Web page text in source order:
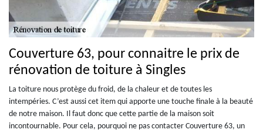
Couverture 63, pour connaitre le prix de
rénovation de toiture à Singles
La toiture nous protège du froid, de la chaleur et de toutes les
intempéries. C’est aussi cet item qui apporte une touche finale à la beauté
de notre maison. Il faut donc que cette partie de la maison soit
incontournable. Pour cela, pourquoi ne pas contacter Couverture 63, un